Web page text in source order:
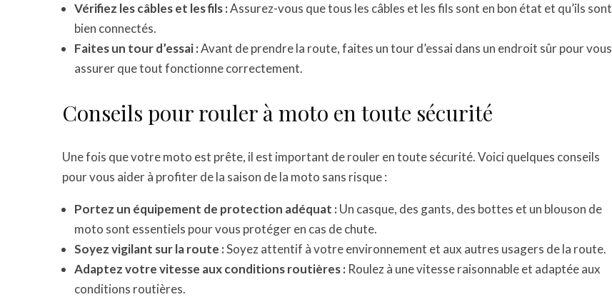
Vérifiez les câbles et les fils :Assurez-vous que tous les câbles et les fils sont en bon état et qu’ils sont
bien connectés.
Faites un tour d’essai :Avant de prendre la route, faites un tour d’essai dans un endroit sûr pour vous
assurer que tout fonctionne correctement.
Conseils pour rouler à moto en toute sécurité
Une fois que votre moto est prête, il est important de rouler en toute sécurité. Voici quelques conseils
pour vous aider à profiter de la saison de la moto sans risque :
Portez un équipement de protection adéquat :Un casque, des gants, des bottes et un blouson de
moto sont essentiels pour vous protéger en cas de chute.
Soyez vigilant sur la route :Soyez attentif à votre environnement et aux autres usagers de la route.
Adaptez votre vitesse aux conditions routières : Roulez à une vitesse raisonnable et adaptée aux
conditions routières.